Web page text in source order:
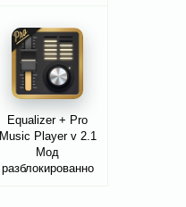
Equalizer + Pro
Music Player v 2.1
Мод
разблокированно